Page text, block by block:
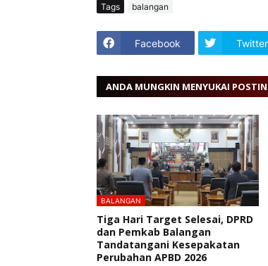
Tags balangan
Facebook Twitter
ANDA MUNGKIN MENYUKAI
BALANGAN
Tiga Hari Target Selesai, DPRD
dan Pemkab Balangan
Tandatangani Kesepakatan
Perubahan APBD 2026